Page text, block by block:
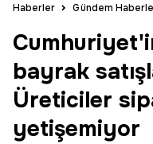
Haberler Gündem
bayrak
Üreticiler
yetişemiyor